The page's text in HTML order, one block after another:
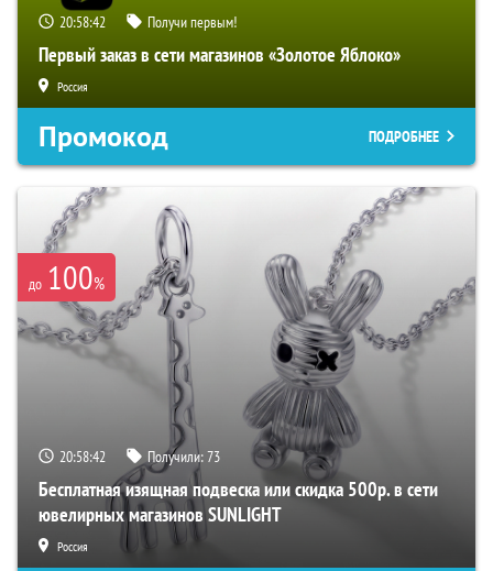
20:58:41 Получи первым!
Первый заказ в сети магазинов «Золотое Яблоко»
Россия
Промокод ПОДРОБНЕЕ
до 100%
20:58:41 Получили:73
Бесплатная изящная подвеска или скидка 500р. в сети
ювелирных магазинов SUNLIGHT
Россия